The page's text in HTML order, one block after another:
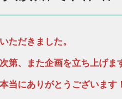
ただきました。
第、また企画を立ち上げま
当にありがとうございます！